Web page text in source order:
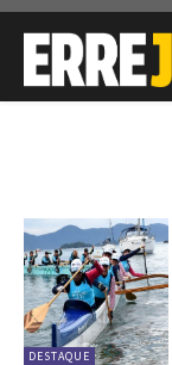
DESTAQUE